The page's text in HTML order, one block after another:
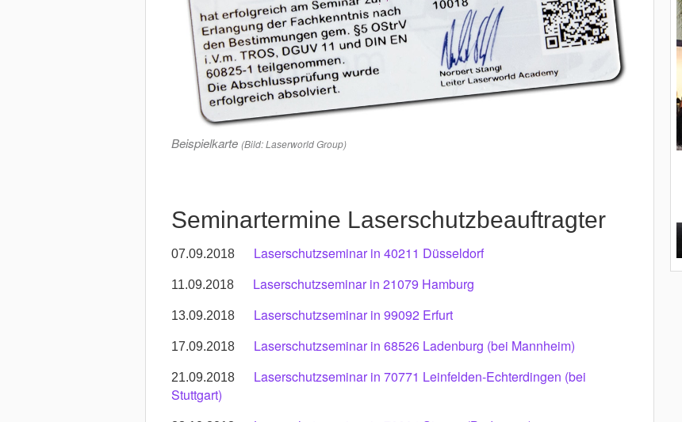
Beispielkarte (Bild: Laserworld Group)
Seminartermine Laserschutzbeauftragter
07.09.2018 Laserschutzseminar in 40211 Düsseldorf
11.09.2018 Laserschutzseminar in 21079 Hamburg
13.09.2018 Laserschutzseminar in 99092 Erfurt
17.09.2018 Laserschutzseminar in 68526 Ladenburg (bei Mannheim)
21.09.2018 Laserschutzseminar in 70771 Leinfelden-Echterdingen (bei
Stuttgart)